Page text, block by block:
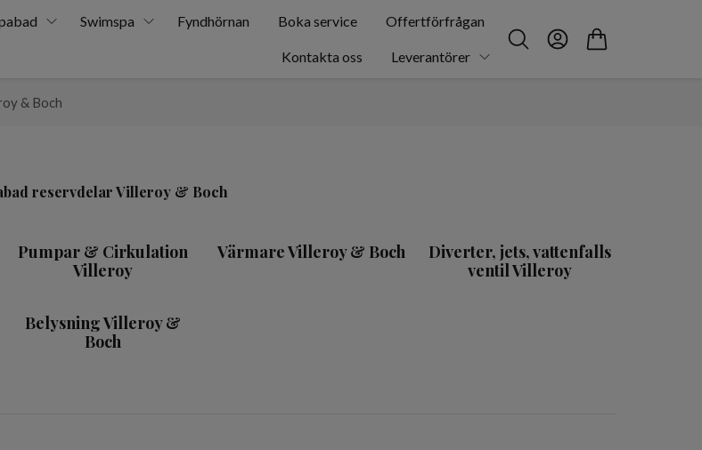
Swimspa Fyndhörnan Boka service Offertförfrågan
Kontakta oss Leverantörer
& Boch
reservdelar Villeroy & Boch
Pumpar & Cirkulation
Villeroy
Värmare Villeroy & Boch
Diverter, jets, vattenfalls
ventil Villeroy
Belysning Villeroy &
Boch